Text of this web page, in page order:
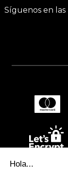
Hola...
Síguenos en las